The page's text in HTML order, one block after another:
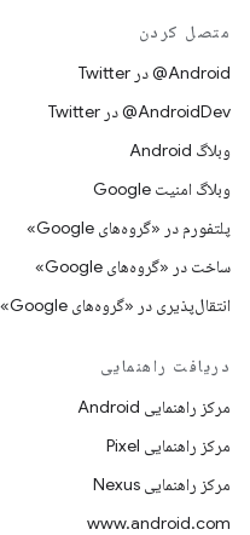
متصل کردن
Android@ در Twitter
AndroidDev@ در Twitter
وبلاگ Android
وبلاگ امنیت Google
پلتفورم در «گروه‌های Google»
ساخت در «گروه‌های Google»
انتقال‌پذیری در «گروه‌های Google»
دریافت راهنمایی
مرکز راهنمایی Android
مرکز راهنمایی Pixel
مرکز راهنمایی Nexus
www.android.com